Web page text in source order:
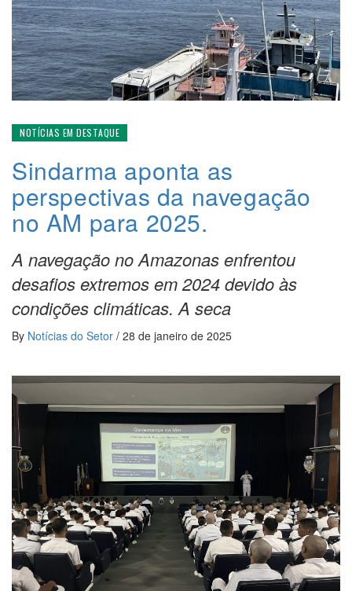
NOTÍCIAS EM DESTAQUE
Sindarma aponta as
perspectivas da navegação
no AM para 2025.
A navegação no Amazonas enfrentou
desafios extremos em 2024 devido às
condições climáticas. A seca
By Notícias do Setor / 28 de janeiro de 2025